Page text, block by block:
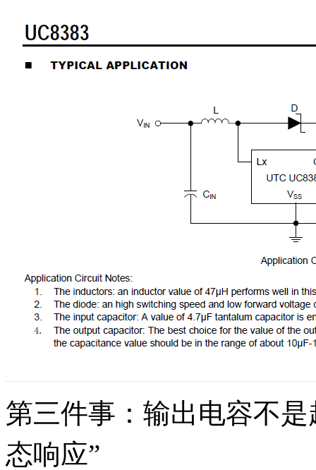
第三件事：输出电容不
态响应”